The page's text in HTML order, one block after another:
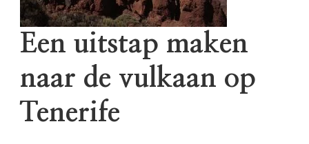
Een uitstap maken
naar de vulkaan op
Tenerife